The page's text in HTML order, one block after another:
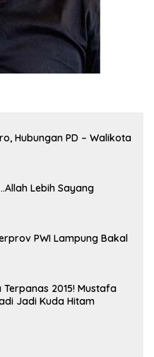
Hubungan PD – Walikota
Lebih Sayang
PWI Lampung Bakal
2015! Mustafa
Jadi Kuda Hitam